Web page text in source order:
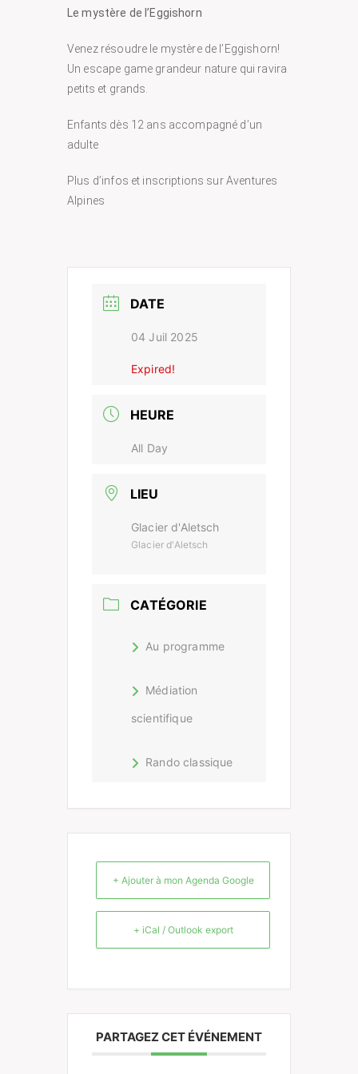
Le mystère de l’Eggishorn
Venez résoudre le mystère de l’Eggishorn!
Un escape game grandeur nature qui ravira
petits et grands.
Enfants dès 12 ans accompagné d’un
adulte
Plus d’infos et inscriptions sur Aventures
Alpines
DATE
04 Juil 2025
Expired!
HEURE
All Day
LIEU
Glacier d'Aletsch
Glacier d'Aletsch
CATÉGORIE
Au programme
Médiation
scientifique
Rando classique
+ Ajouter à mon Agenda Google
+ iCal / Outlook export
PARTAGEZ CET ÉVÉNEMENT